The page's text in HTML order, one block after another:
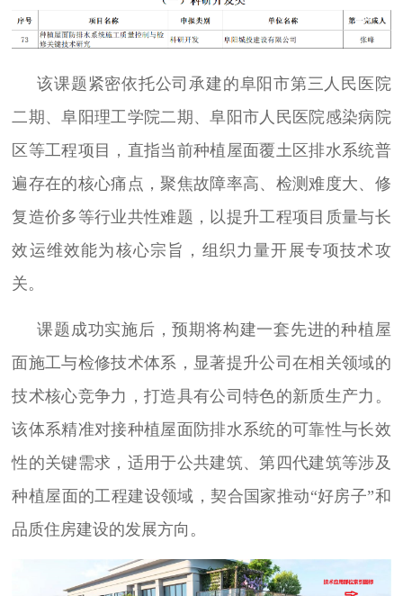
该课题紧密依托公司承建的阜阳市第三人民医院
二期、阜阳理工学院二期、阜阳市人民医院感染病院
区等工程项目，直指当前种植屋面覆土区排水系统普
遍存在的核心痛点，聚焦故障率高、检测难度大、修
复造价多等行业共性难题，以提升工程项目质量与长
效运维效能为核心宗旨，组织力量开展专项技术攻
关。
课题成功实施后，预期将构建一套先进的种植屋
面施工与检修技术体系，显著提升公司在相关领域的
技术核心竞争力，打造具有公司特色的新质生产力。
该体系精准对接种植屋面防排水系统的可靠性与长效
性的关键需求，适用于公共建筑、第四代建筑等涉及
种植屋面的工程建设领域，契合国家推动“好房子”和
品质住房建设的发展方向。